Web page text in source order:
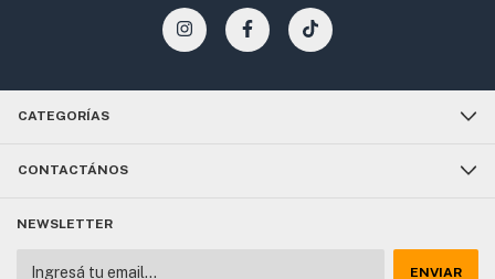
CATEGORÍAS
CONTACTÁNOS
NEWSLETTER